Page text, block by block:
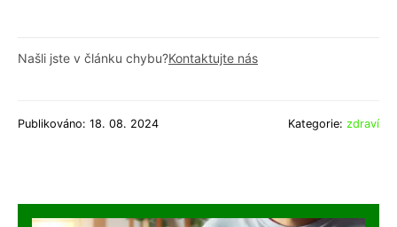
Našli jste v článku chybu?Kontaktujte nás
Publikováno: 18. 08. 2024 Kategorie: zdraví